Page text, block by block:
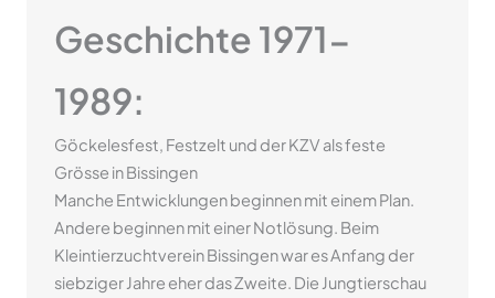
Geschichte 1971-
1989:
Göckelesfest, Festzelt und der KZV als feste
Grösse in Bissingen
Manche Entwicklungen beginnen mit einem Plan.
Andere beginnen mit einer Notlösung. Beim
Kleintierzuchtverein Bissingen war es Anfang der
siebziger Jahre eher das Zweite. Die Jungtierschau